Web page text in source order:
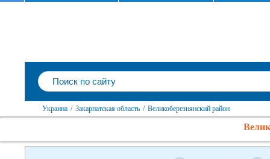
Украина / Закарпатская область / Великоберезнянский район
Следите за нами в соцсетях